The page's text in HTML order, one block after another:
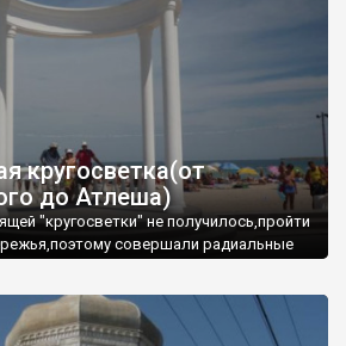
кругосветка(от
до Атлеша)
"кругосветки" не получилось,пройти
совершали радиальные